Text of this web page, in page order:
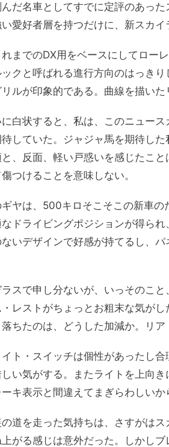
だ名車としてすでに定評のあっ
愛好者層を持つだけに、新スカ
までのDX用をベースにしてロー
クと呼ばれる進行方向のはっき
ルが印象的である。曲線を描いた
白状すると、私は、このニュー
していた。ジャジャ馬を期待し
、反面、軽い戸惑いを感じたこ
つけることを意味しない。
ヤは、500キロそこそこの新車
なドライビングポジションが得ら
いデザインで好感が持てるし、
スで申し分ないが、いっそのこ
レストがちょっとお粗末な気が
ちたのは、どうした加減か。リ
イト・スイッチは個性があったし
い気がする。またライトを上向
キ表示と間違えてまぎらわしいか
道を走った気持ちは、さすがは
がる感じは意外だった。しかし